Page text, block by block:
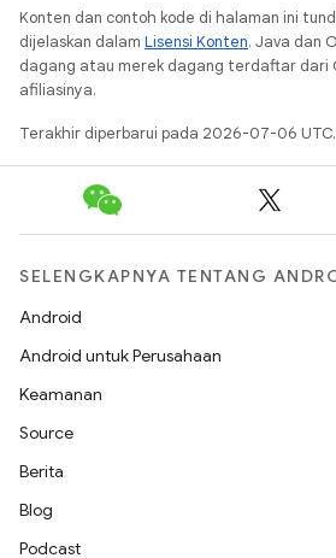
Konten dan contoh kode di halaman ini
dijelaskan dalam Lisensi Konten. Java dan
dagang atau merek dagang terdaftar dari
afiliasinya.
Terakhir diperbarui pada 2026-07-06 UTC.
SELENGKAPNYA TENTANG
Android
Android untuk Perusahaan
Keamanan
Source
Berita
Blog
Podcast